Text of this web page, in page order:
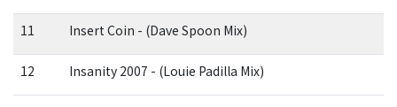
11 Insert Coin - (Dave Spoon Mix)
12 Insanity 2007 - (Louie Padilla Mix)